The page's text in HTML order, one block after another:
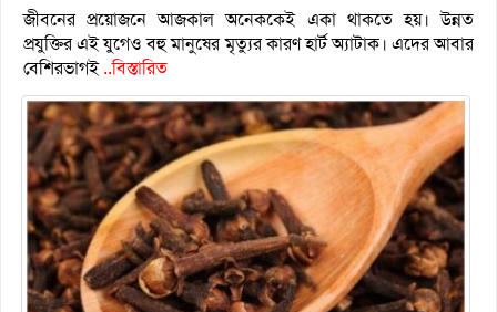
জীবনের প্রয়োজনে আজকাল অনেককেই একা থাকতে হয়। উন্নত
প্রযুক্তির এই যুগেও বহু মানুষের মৃত্যুর কারণ হার্ট অ্যাটাক। এদের আবার
বেশিরভাগই..বিস্তারিত